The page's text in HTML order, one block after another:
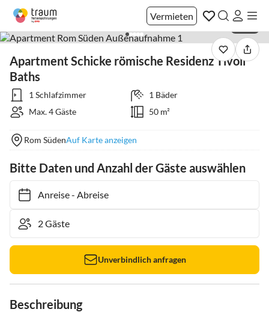
Vermieten
Apartment Schicke römische Residenz Tivoli
Baths
1 Schlafzimmer
1 Bäder
Max. 4 Gäste
50 m²
Rom SüdenAuf Karte anzeigen
Bitte Daten und Anzahl der Gäste auswählen
Anreise- Abreise
Unverbindlich anfragen
Beschreibung